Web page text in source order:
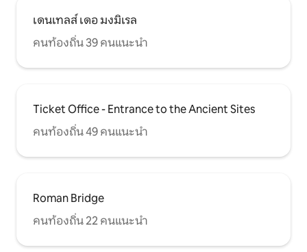
เดนเทลส์ เดอ มงมิเรล
คนท้องถิ่น 39 คนแนะนำ
Ticket Office - Entrance to the Ancient Sites
คนท้องถิ่น 49 คนแนะนำ
Roman Bridge
คนท้องถิ่น 22 คนแนะนำ